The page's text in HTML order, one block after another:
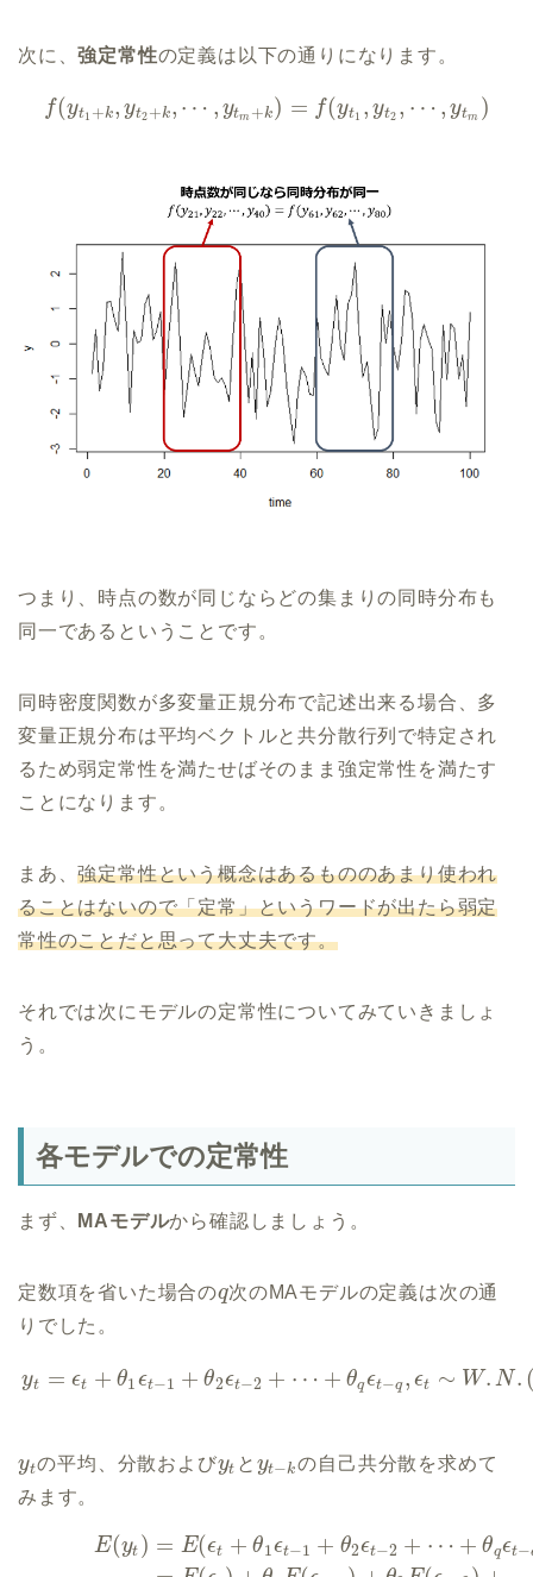
次に、強定常性の定義は以下の通りになります。
f(yt1 +k, yt2+k, ⋯ , ytm +k) = f(yt1 , yt2 , ⋯ , ytm )
つまり、時点の数が同じならどの集まりの同時分布も
同一であるということです。
同時密度関数が多変量正規分布で記述出来る場合、多
変量正規分布は平均ベクトルと共分散行列で特定され
るため弱定常性を満たせばそのまま強定常性を満たす
ことになります。
まあ、強定常性という概念はあるもののあまり使われ
ることはないので「定常」というワードが出たら弱定
常性のことだと思って大丈夫です。
それでは次にモデルの定常性についてみていきましょ
う。
各モデルでの定常性
まず、 MAモデルから確認しましょう。
定数項を省いた場合のq次のMAモデルの定義は次の通
りでした。
yt = ϵt + θ1ϵt−1 + θ2ϵt−2 + ⋯ + θqϵt−q , ϵt ∼ W. N .
ytの平均、分散およびyt と yt−kの自己共分散を求めて
みます。
E(yt ) = E(ϵt + θ1ϵt−1 + θ2ϵt−2 + ⋯ + θqϵt−